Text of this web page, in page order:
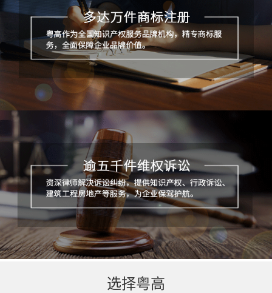
选择粤高